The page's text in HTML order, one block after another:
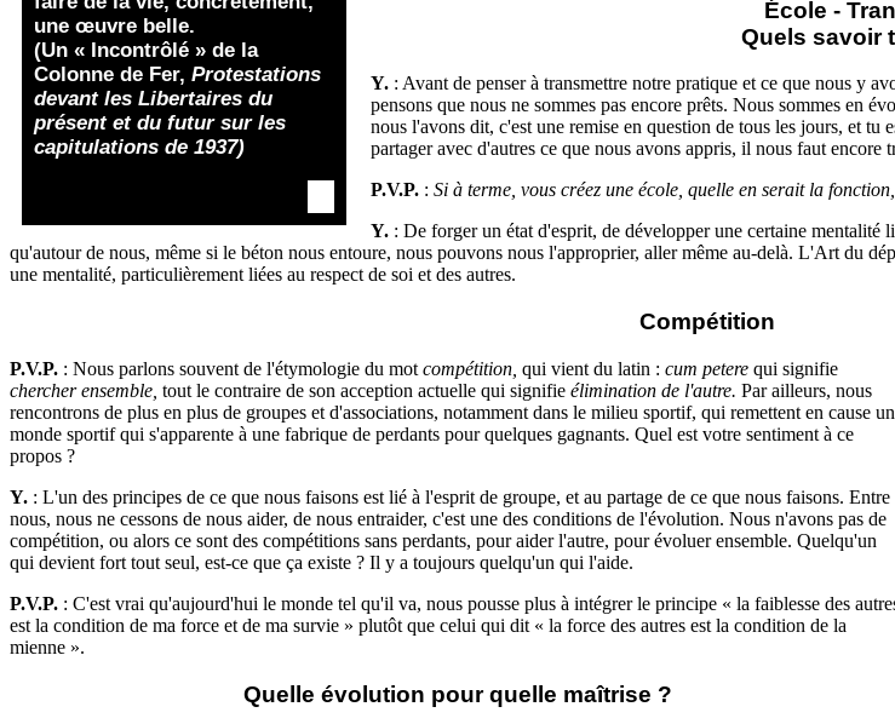
une œuvre belle.
(Un « Incontrôlé » de la
Colonne de Fer, Protestations
devant les Libertaires du
présent et du futur sur les
capitulations de 1937)
École -
Quels savoir
Y. : Avant de penser à transmettre notre pratique et ce que nous y
pensons que nous ne sommes pas encore prêts. Nous sommes en
nous l'avons dit, c'est une remise en question de tous les jours, et
partager avec d'autres ce que nous avons appris, il nous faut encore
P.V.P. : Si à terme, vous créez une école, quelle en serait la
Y. : De forger un état d'esprit, de développer une certaine mentalité
qu'autour de nous, même si le béton nous entoure, nous pouvons nous l'approprier, aller même au-delà. L'Art du
une mentalité, particulièrement liées au respect de soi et des autres.
Compétition
P.V.P. : Nous parlons souvent de l'étymologie du mot compétition, qui vient du latin : cum petere qui signifie
chercher ensemble, tout le contraire de son acception actuelle qui signifie élimination de l'autre. Par ailleurs, nous
rencontrons de plus en plus de groupes et d'associations, notamment dans le milieu sportif, qui remettent en cause un
monde sportif qui s'apparente à une fabrique de perdants pour quelques gagnants. Quel est votre sentiment à ce
propos ?
Y. : L'un des principes de ce que nous faisons est lié à l'esprit de groupe, et au partage de ce que nous faisons. Entre
nous, nous ne cessons de nous aider, de nous entraider, c'est une des conditions de l'évolution. Nous n'avons pas de
compétition, ou alors ce sont des compétitions sans perdants, pour aider l'autre, pour évoluer ensemble. Quelqu'un
qui devient fort tout seul, est-ce que ça existe ? Il y a toujours quelqu'un qui l'aide.
P.V.P. : C'est vrai qu'aujourd'hui le monde tel qu'il va, nous pousse plus à intégrer le principe « la faiblesse des
est la condition de ma force et de ma survie » plutôt que celui qui dit « la force des autres est la condition de la
mienne ».
Quelle évolution pour quelle maîtrise ?